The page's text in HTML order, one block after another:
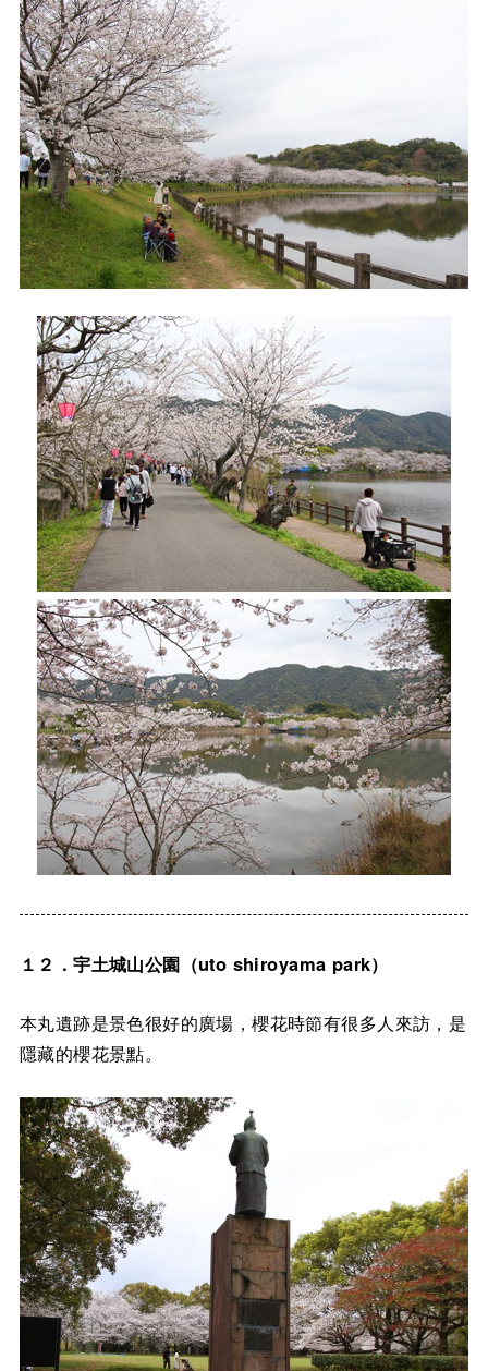
１２．宇土城山公園（uto shiroyama park）
本丸遺跡是景色很好的廣場，櫻花時節有很多人來訪，是
隱藏的櫻花景點。